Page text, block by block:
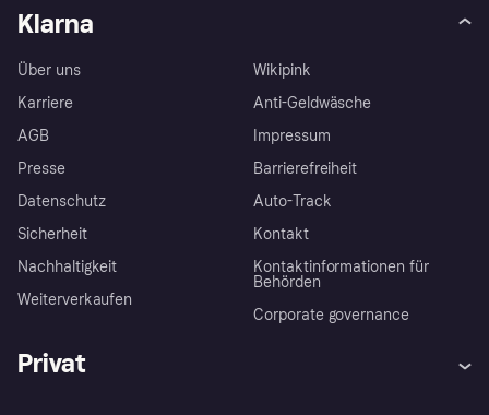
Klarna
Über uns
Karriere
AGB
Presse
Datenschutz
Sicherheit
Nachhaltigkeit
Weiterverkaufen
Wikipink
Anti-Geldwäsche
Impressum
Barrierefreiheit
Auto-Track
Kontakt
Kontaktinformationen für
Behörden
Corporate governance
Privat